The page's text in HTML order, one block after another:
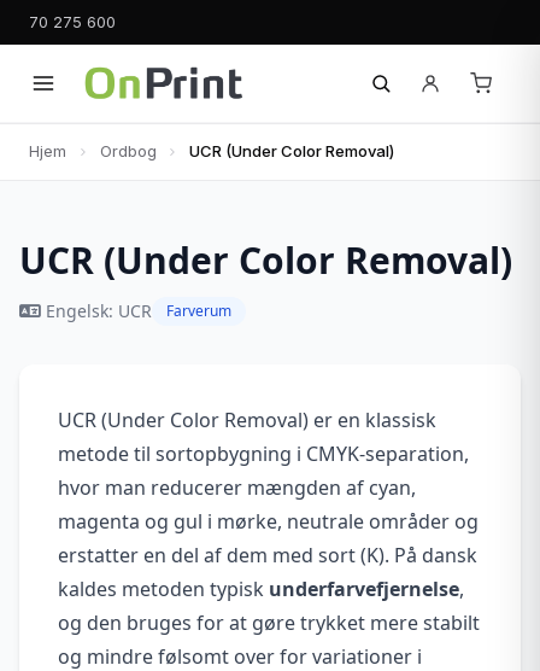
70 275 600
Hjem Ordbog UCR (Under Color Removal)
UCR (Under Color Removal)
Engelsk: UCR Farverum
UCR (Under Color Removal) er en klassisk
metode til sortopbygning i CMYK-separation,
hvor man reducerer mængden af cyan,
magenta og gul i mørke, neutrale områder og
erstatter en del af dem med sort (K). På dansk
kaldes metoden typisk underfarvefjernelse,
og den bruges for at gøre trykket mere stabilt
og mindre følsomt over for variationer i